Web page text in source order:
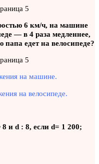
6 км/ч, на машине
— в 4 раза медленнее,
едет на велосипеде?
на машине.
на велосипеде.
и d : 8, если d= 1 200;